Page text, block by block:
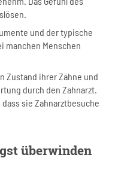
und der typische
manchen Menschen
Zustand ihrer Zähne und
durch den Zahnarzt.
sie Zahnarztbesuche
überwinden